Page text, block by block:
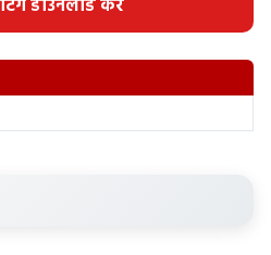
डाउनलोड करें